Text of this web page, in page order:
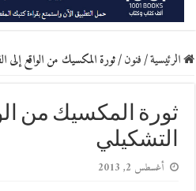
الرئيسية/فنون/ثورة المكسيك من الواقع إلى
ثورة المكسيك من
التشكيلي
أغسطس 2, 2013